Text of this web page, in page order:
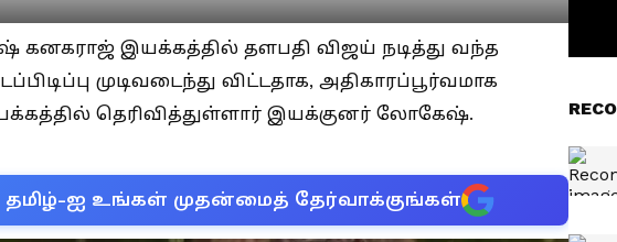
இயக்கத்தில் தளபதி விஜய் நடித்து வந்த
முடிவடைந்து விட்டதாக, அதிகாரப்பூர்வமாக
தெரிவித்துள்ளார் இயக்குனர் லோகேஷ்.
தமிழ்-ஐ உங்கள் முதன்மைத் தேர்வாக்குங்கள்